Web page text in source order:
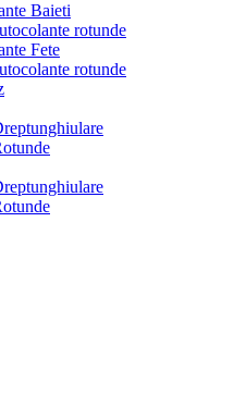
Baieti
rotunde
Fete
rotunde